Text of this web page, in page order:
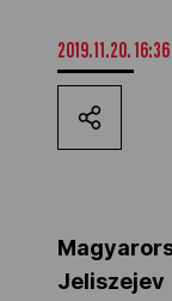
MOB
NOB
2019.11.20. 16:36